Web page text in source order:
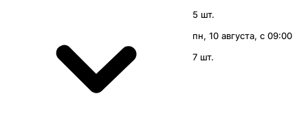
5 шт.
пн, 10 августа, с 09:00
7 шт.